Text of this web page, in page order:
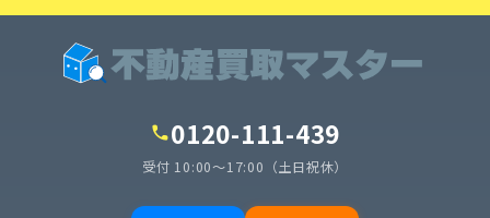
call0120-111-439
受付 10:00〜17:00（土日祝休）